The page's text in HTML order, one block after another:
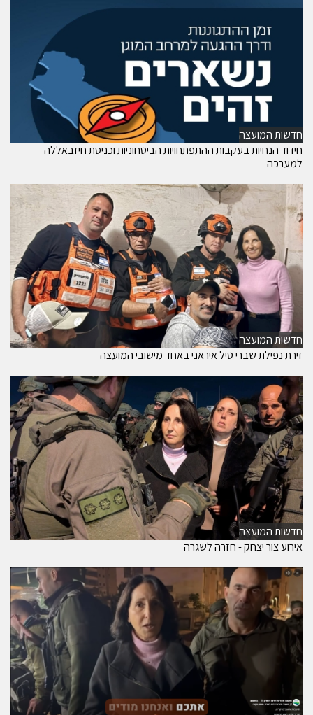
חדשות המועצה
חידוד הנחיות בעקבות ההתפתחויות הביטחוניות וכניסת חיזבאללה
למערכה
חדשות המועצה
זירת נפילת שברי טיל איראני באחד מישובי המועצה
חדשות המועצה
אירוע צור יצחק - חזרה לשגרה